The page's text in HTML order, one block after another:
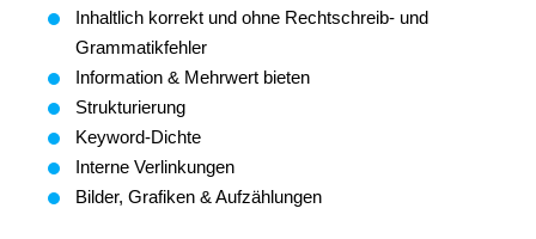
Inhaltlich korrekt und ohne Rechtschreib- und
Grammatikfehler
Information & Mehrwert bieten
Strukturierung
Keyword-Dichte
Interne Verlinkungen
Bilder, Grafiken & Aufzählungen